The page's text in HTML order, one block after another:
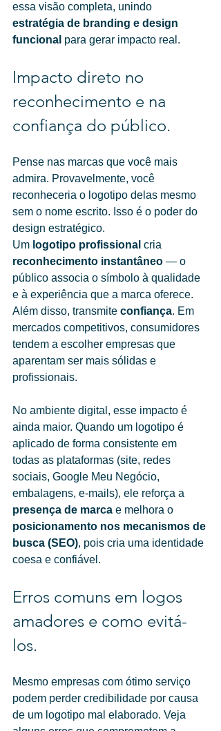
essa visão completa, unindo
estratégia de branding e design
funcional para gerar impacto real.
Impacto direto no
reconhecimento e na
confiança do público.
Pense nas marcas que você mais
admira. Provavelmente, você
reconheceria o logotipo delas mesmo
sem o nome escrito. Isso é o poder do
design estratégico.
Um logotipo profissional cria
reconhecimento instantâneo — o
público associa o símbolo à qualidade
e à experiência que a marca oferece.
Além disso, transmite confiança. Em
mercados competitivos, consumidores
tendem a escolher empresas que
aparentam ser mais sólidas e
profissionais.
No ambiente digital, esse impacto é
ainda maior. Quando um logotipo é
aplicado de forma consistente em
todas as plataformas (site, redes
sociais, Google Meu Negócio,
embalagens, e-mails), ele reforça a
presença de marca e melhora o
posicionamento nos mecanismos de
busca (SEO), pois cria uma identidade
coesa e confiável.
Erros comuns em logos
amadores e como evitá-
los.
Mesmo empresas com ótimo serviço
podem perder credibilidade por causa
de um logotipo mal elaborado. Veja